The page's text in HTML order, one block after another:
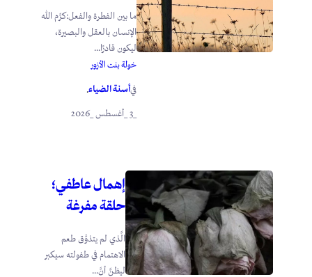
ما بين الفطرة والفعل:كرَّم الله
الإنسان بالعقل والبصيرة،
ليكون قادرًا...
خولة بنت الأزور
فيأسنة الضياء.
إهمال عاطفي؛
حلقة مفرغة
الَّذي لم يتذوَّق طعم
الاهتمام في طفولته سيكبر
ليظنَّ أنَّ...